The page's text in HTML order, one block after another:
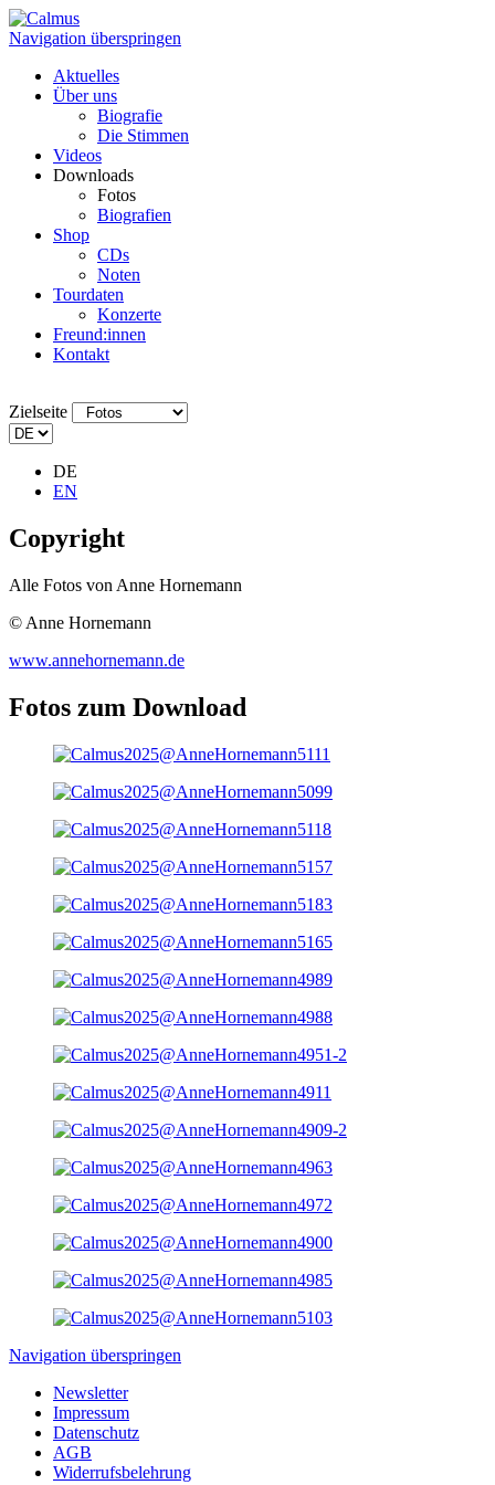
Navigation überspringen
Aktuelles
Über uns
Biografie
Die Stimmen
Videos
Downloads
Fotos
Biografien
Shop
CDs
Noten
Tourdaten
Konzerte
Freund:innen
Kontakt
Zielseite
DE
EN
Copyright
Alle Fotos von Anne Hornemann
© Anne Hornemann
www.annehornemann.de
Fotos zum Download
Navigation überspringen
Newsletter
Impressum
Datenschutz
AGB
Widerrufsbelehrung